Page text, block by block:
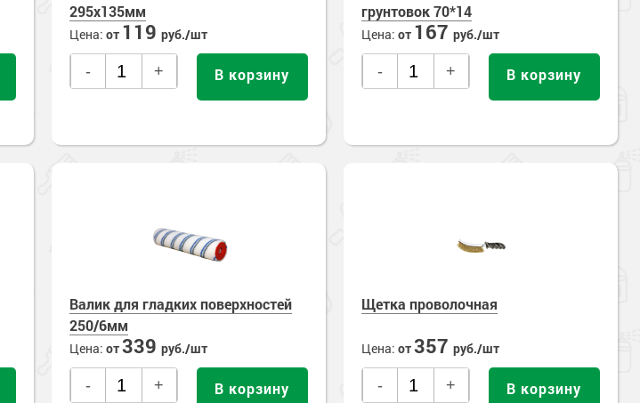
295х135мм
Цена: от 119 руб./шт
- + В корзину
грунтовок 70*14
Цена: от 167 руб./шт
- + В корзину
Валик для гладких поверхностей
250/6мм
Цена: от339 руб./шт
- + В корзину
Щетка проволочная
Цена: от357 руб./шт
- + В корзину